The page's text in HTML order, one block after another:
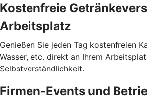
Kostenfreie
Arbeitsplatz
Genießen Sie jeden Tag kostenfreien
Wasser, etc. direkt an Ihrem
Selbstverständlichkeit.
Firmen-Events und